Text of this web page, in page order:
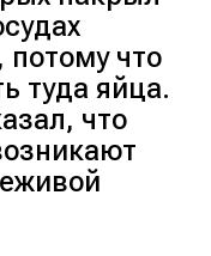
потому что
туда яйца.
что